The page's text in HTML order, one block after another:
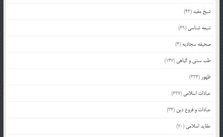
شیخ مفید(42)
شیعه شناسی (69)
صحیفه سجادیه (4)
طب سنتی و گیاهی (147)
ظهور (334)
عبادات اسلامی (627)
عبادات و فروع دین (34)
عقاید اسلامی (70)